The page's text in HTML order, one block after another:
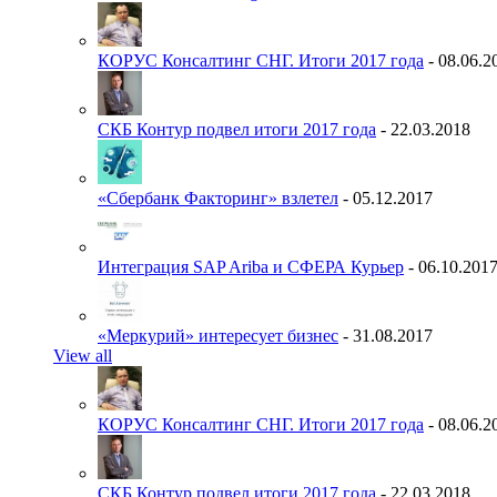
КОРУС Консалтинг СНГ. Итоги 2017 года -
СКБ Контур подвел итоги 2017 года - 22.03.2018
«Сбербанк Факторинг» взлетел - 05.12.2017
Интеграция SAP Ariba и СФЕРА Курьер - 06.10.2017
«Меркурий» интересует бизнес - 31.08.2017
View all
КОРУС Консалтинг СНГ. Итоги 2017 года -